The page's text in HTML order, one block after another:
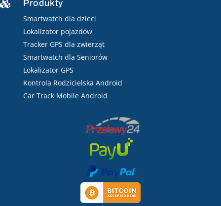
 Produkty
Smartwatch dla dzieci
Lokalizator pojazdów
Tracker GPS dla zwierząt
Smartwatch dla Seniorów
Lokalizator GPS
Kontrola Rodzicielska Android
Car Track Mobile Android